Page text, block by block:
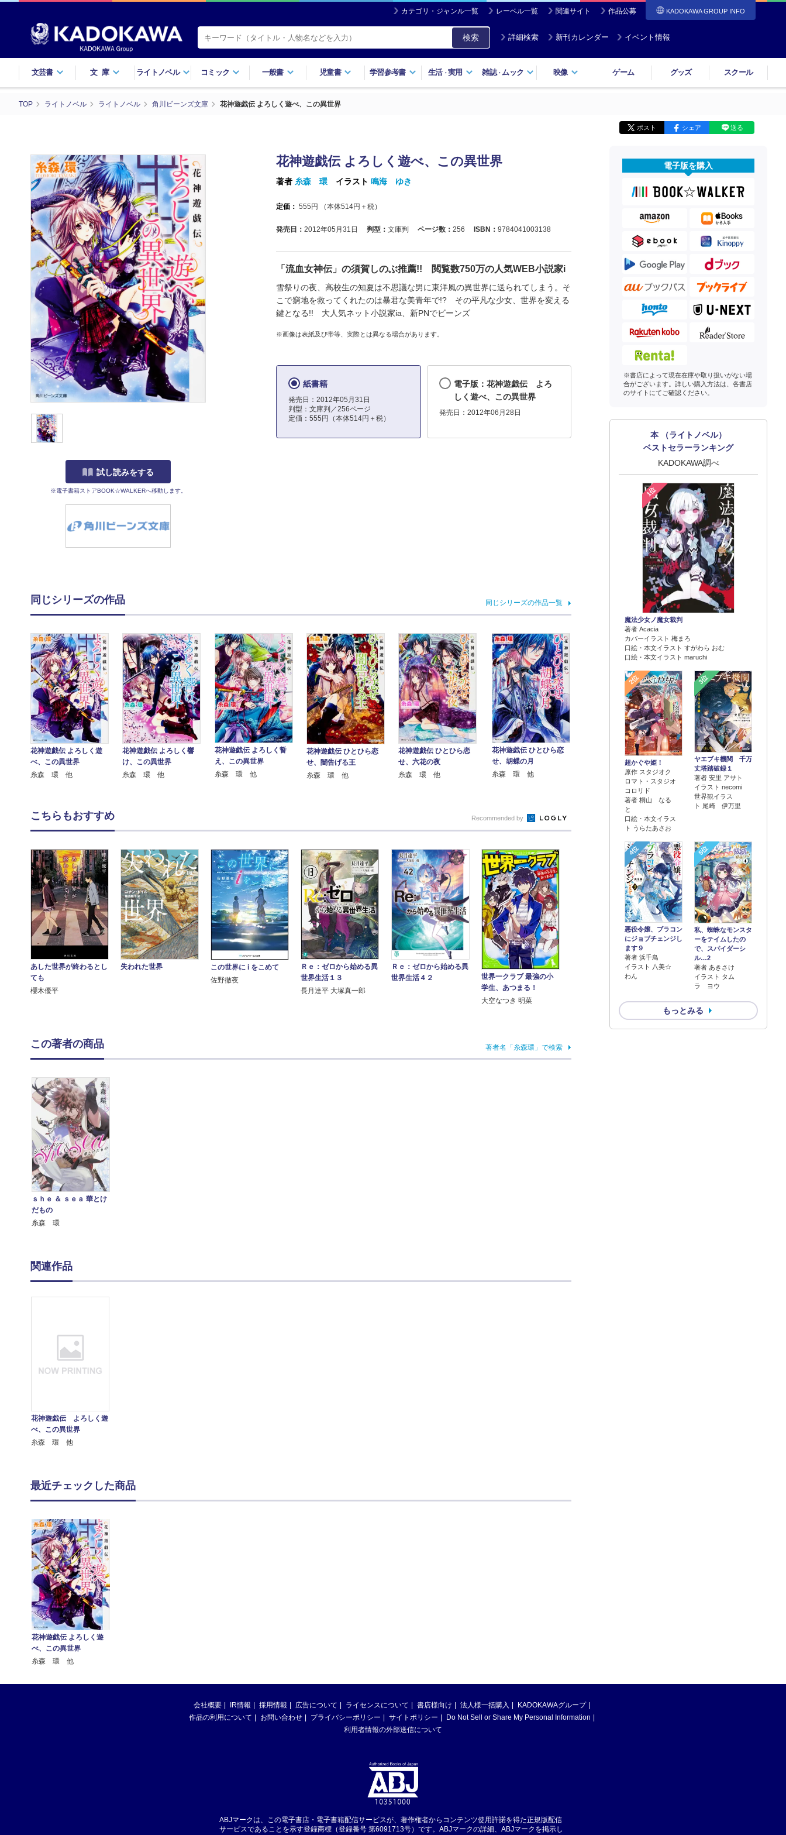
カテゴリ・ジャンル一覧 レーベル一覧 関連サイト 作品公募 KADOKAWA GROUP INFO
検索 詳細検索 新刊カレンダー イベント情報
文芸書 文庫 ライトノベル コミック 一般書 児童書 学習参考書 生活・実用 雑誌・ ムック 映像 ゲーム グッズ スクール
TOP ライトノベル ライトノベル 角川ビーンズ文庫 花神遊戯伝 よろしく遊べ、この異世界
ポスト シェア 送る
試し読みをする
※電子書籍ストアBOOK☆WALKERへ移動します。
花神遊戯伝 よろしく遊べ、この異世界
著者 糸森 環 イラスト 鳴海 ゆき
定価： 555 円 （本体514円＋税）
発売日： 2012年05月31日 判型： 文庫判 ページ数： 256 ISBN： 9784041003138
「流血女神伝」の須賀しのぶ推薦!! 閲覧数750万の人気WEB小説家i
雪祭りの夜、高校生の知夏は不思議な男に東洋風の異世界に送られてしまう。そ
こで窮地を救ってくれたのは暴君な美青年で!? その平凡な少女、世界を変える
鍵となる!! 大人気ネット小説家ia、新PNでビーンズ
※画像は表紙及び帯等、実際とは異なる場合があります。
紙書籍
発売日：2012年05月31日
判型：文庫判／256ページ
定価：555円（本体514円＋税）
電子版：花神遊戯伝 よろ
しく遊べ、この異世界
発売日：2012年06月28日
同じシリーズの作品 同じシリーズの作品一覧
花神遊戯伝 よろしく遊
べ、この異世界
糸森 環 他
花神遊戯伝 よろしく響
け、この異世界
糸森 環 他
花神遊戯伝 よろしく誓
え、この異世界
糸森 環 他
花神遊戯伝 ひとひら恋
せ、闇告げる王
糸森 環 他
花神遊戯伝 ひとひら恋
せ、六花の夜
糸森 環 他
花神遊戯伝 ひとひら恋
せ、胡蝶の月
糸森 環 他
電子版を購入
※書店によって現在在庫や取り扱いがない場
合がございます。詳しい購入方法は、各書店
のサイトにてご確認ください。
本 （ライトノベル）
ベストセラーランキング
KADOKAWA調べ
1位
魔法少女ノ魔女裁判
著者 Acacia
カバーイラスト 梅まろ
口絵・本文イラスト すがわら おむ
口絵・本文イラスト maruchi
2位
超かぐや姫！
原作 スタジオク
ロマト・スタジオ
コロリド
著者 桐山 なる
と
口絵・本文イラス
ト うらたあさお
3位
ヤエブキ機関 千万
丈塔踏破録１
著者 安里 アサト
イラスト necomi
世界観イラス
ト 尾崎 伊万里
4位
悪役令嬢、ブラコン
にジョブチェンジし
ます９
著者 浜千鳥
イラスト 八美☆
わん
5位
私、蜘蛛なモンスタ
ーをテイムしたの
で、スパイダーシ
ル…2
著者 あきさけ
イラスト タム
ラ ヨウ
もっとみる
こちらもおすすめ Recommended by
あした世界が終わるとし
ても
櫻木優平
失われた世界
この世界に i をこめて
佐野徹夜
Ｒｅ：ゼロから始める異
世界生活１３
長月達平 大塚真一郎
Ｒｅ：ゼロから始める異
世界生活４２
世界一クラブ 最強の小
学生、あつまる！
大空なつき 明菜
この著者の商品 著者名「糸森環」で検索
ｓｈｅ ＆ ｓｅａ 華とけ
だもの
糸森 環
関連作品
花神遊戯伝 よろしく遊
べ、この異世界
糸森 環 他
最近チェックした商品
花神遊戯伝 よろしく遊
べ、この異世界
糸森 環 他
会社概要 IR情報 採用情報 広告について ライセンスについて 書店様向け 法人様一括購入
KADOKAWAグループ
作品の利用について
お問い合わせ プライバシーポリシー サイトポリシー
Do Not Sell or Share My Personal Information
利用者情報の外部送信について
ABJマークは、この電子書店・電子書籍配信サービスが、著作権者からコンテンツ使用許諾を得た正規版配信
サービスであることを示す登録商標（登録番号 第6091713号）です。ABJマークの詳細、ABJマークを掲示し